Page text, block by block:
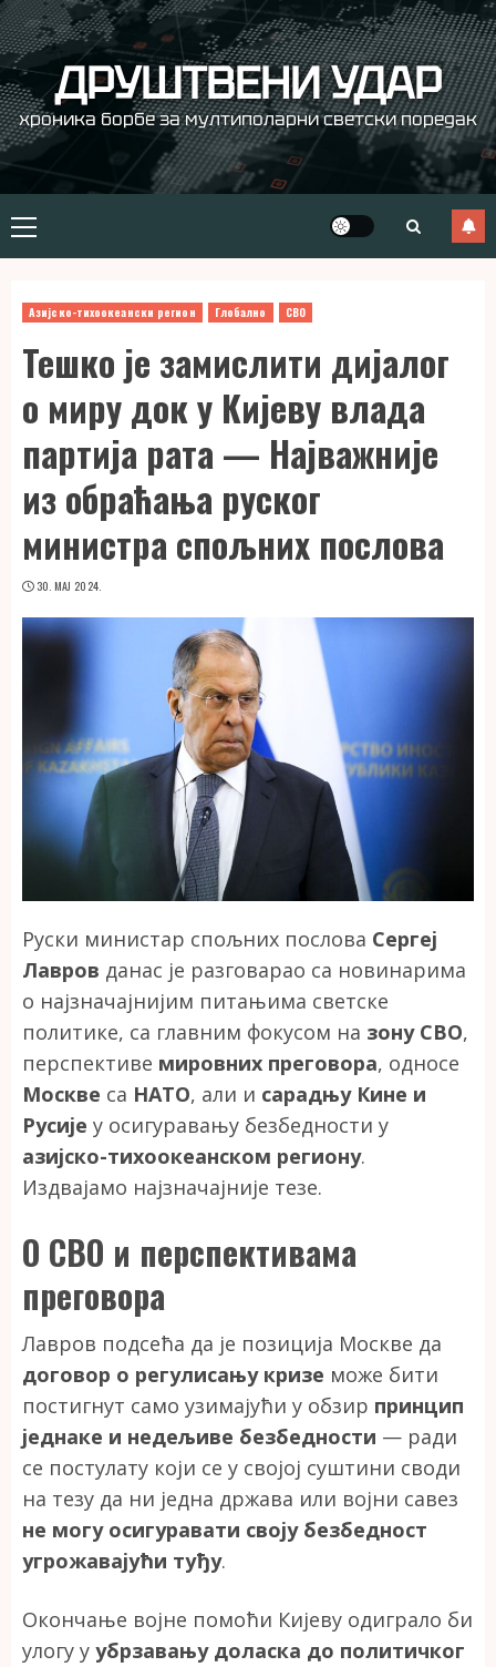
Skip
to
content ДРУШТВЕНИ УДАР
хроника борбе за мултиполарни светски поредак
Primary
Menu
Азијско-тихоокеански регион Глобално СВО
Тешко је замислити дијалог
о миру док у Кијеву влада
партија рата — Најважније
из обраћања руског
министра спољних послова
30. МАЈ 2024.
Руски министар спољних послова Сергеј
Лавров данас је разговарао са новинарима
о најзначајнијим питањима светске
политике, са главним фокусом на зону СВО,
перспективе мировних преговора, односе
Москве са НАТО, али и сарадњу Кине и
Русије у осигуравању безбедности у
азијско-тихоокеанском региону.
Издвајамо најзначајније тезе.
О СВО и перспективама
преговора
Лавров подсећа да је позиција Москве да
договор о регулисању кризе може бити
постигнут само узимајући у обзир принцип
једнаке и недељиве безбедности — ради
се постулату који се у својој суштини своди
на тезу да ни једна држава или војни савез
не могу осигуравати своју безбедност
угрожавајући туђу.
Окончање војне помоћи Кијеву одиграло би
улогу у убрзавању доласка до политичког